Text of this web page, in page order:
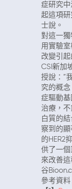
症研究中
起這項
士說。
對這一獨
用實驗
改變引起
CSI新加
授說：”
究的概
症驅動
治療，
白質的
察到的
的HER2
供了一
來改善
谷
參考資料